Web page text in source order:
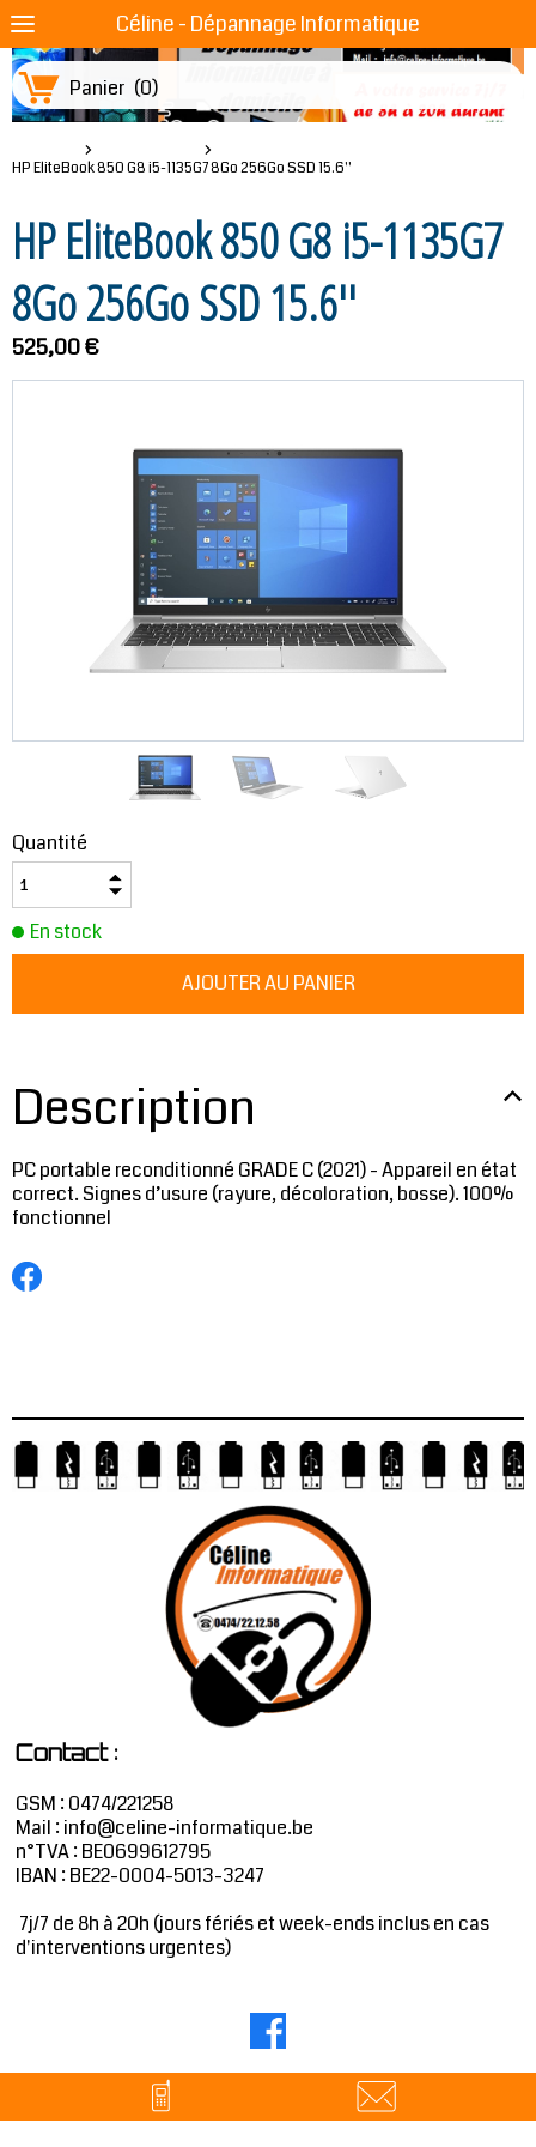
Céline - Dépannage Informatique
Panier (0)
HP EliteBook 850 G8 i5-1135G7 8Go 256Go SSD 15.6''
HP EliteBook 850 G8 i5-1135G7
8Go 256Go SSD 15.6''
525,00 €
Quantité
En stock
Description
PC portable reconditionné GRADE C (2021) - Appareil en état
correct. Signes d’usure (rayure, décoloration, bosse). 100%
fonctionnel
Contact :
GSM : 0474/221258
Mail : info@celine-informatique.be
n°TVA : BE0699612795
IBAN : BE22-0004-5013-3247
7j/7 de 8h à 20h (jours fériés et week-ends inclus en cas
d'interventions urgentes)